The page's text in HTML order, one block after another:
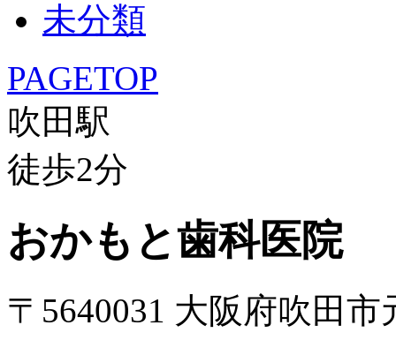
未分類
PAGETOP
吹田駅
徒歩2分
おかもと歯科医院
〒5640031 大阪府吹田